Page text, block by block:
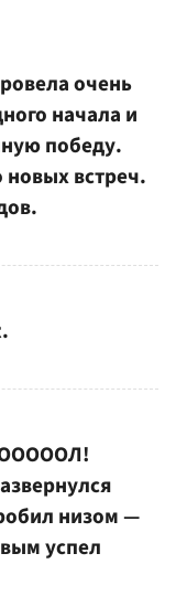
очень
начала и
победу.
встреч.
низом —
успел